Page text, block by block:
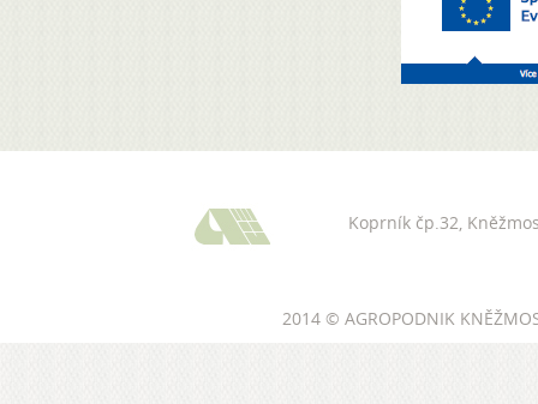
Koprník čp.32,
2014 © AGROPODNIK